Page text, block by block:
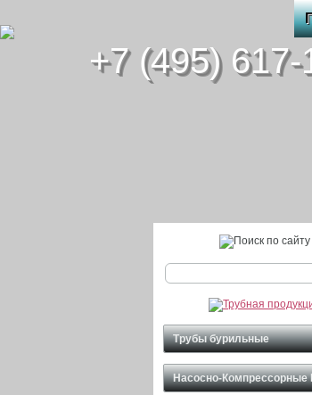
+7 (495) 617-
Трубы бурильные
Насосно-Компрессорные